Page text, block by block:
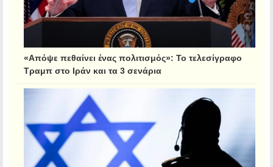
«Απόψε πεθαίνει ένας πολιτισμός»: Το τελεσίγραφο
Τραμπ στο Ιράν και τα 3 σενάρια